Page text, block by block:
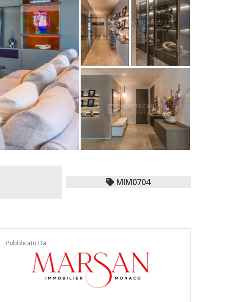
MIM0704
Pubblicato Da